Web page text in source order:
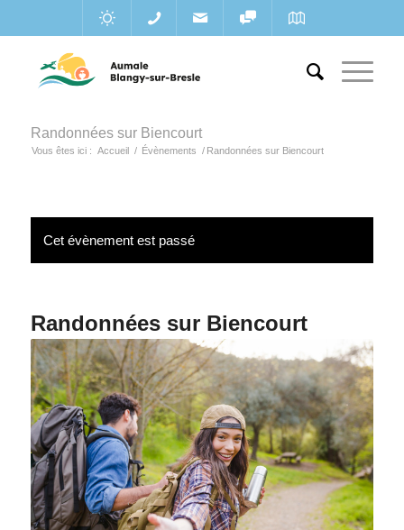
Randonnées sur Biencourt
Vous êtes ici : Accueil / Évènements / Randonnées sur Biencourt
Cet évènement est passé
Randonnées sur Biencourt